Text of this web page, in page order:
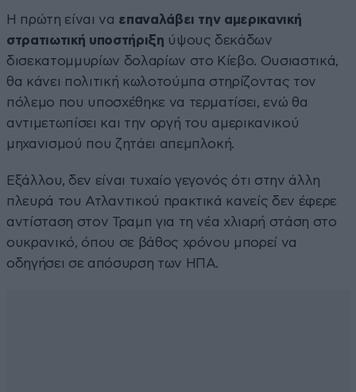
Η πρώτη είναι να επαναλάβει την αμερικανική
στρατιωτική υποστήριξη ύψους δεκάδων
δισεκατομμυρίων δολαρίων στο Κίεβο. Ουσιαστικά,
θα κάνει πολιτική κωλοτούμπα στηρίζοντας τον
πόλεμο που υποσχέθηκε να τερματίσει, ενώ θα
αντιμετωπίσει και την οργή του αμερικανικού
μηχανισμού που ζητάει απεμπλοκή.
Εξάλλου, δεν είναι τυχαίο γεγονός ότι στην άλλη
πλευρά του Ατλαντικού πρακτικά κανείς δεν έφερε
αντίσταση στον Τραμπ για τη νέα χλιαρή στάση στο
ουκρανικό, όπου σε βάθος χρόνου μπορεί να
οδηγήσει σε απόσυρση των ΗΠΑ.